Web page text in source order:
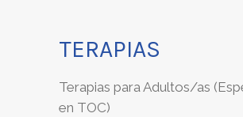
TERAPIAS
Terapias para Adultos/as
en TOC)